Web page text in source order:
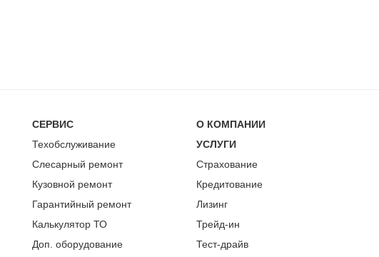
СЕРВИС
Техобслуживание
Слесарный ремонт
Кузовной ремонт
Гарантийный ремонт
Калькулятор ТО
Доп. оборудование
О КОМПАНИИ
УСЛУГИ
Страхование
Кредитование
Лизинг
Трейд-ин
Тест-драйв